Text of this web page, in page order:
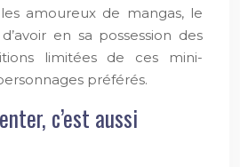
amoureux de mangas, le
en sa possession des
limitées de ces mini-
préférés.
c’est aussi